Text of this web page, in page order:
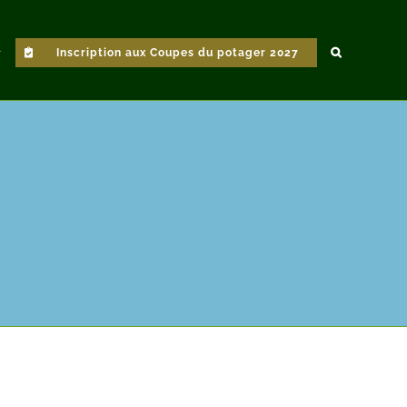
Inscription aux Coupes du potager 2027